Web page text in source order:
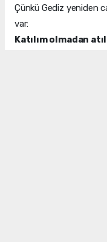
Çünkü Gediz yeniden
var:
Katılım olmadan